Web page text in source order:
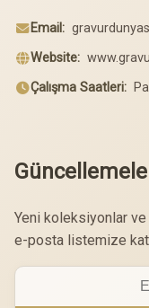
Email:
Website:
Çalışma Saatleri:
Yeni koleksiyonlar
e-posta listemize